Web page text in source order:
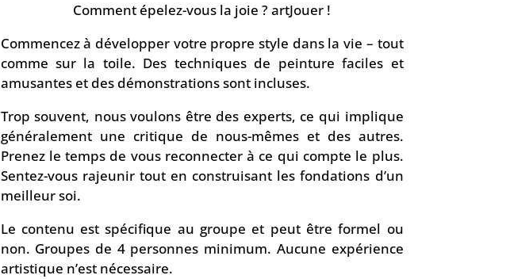
Comment épelez-vous la joie ? artJouer !
Commencez à développer votre propre style dans la vie – tout
comme sur la toile. Des techniques de peinture faciles et
amusantes et des démonstrations sont incluses.
Trop souvent, nous voulons être des experts, ce qui implique
généralement une critique de nous-mêmes et des autres.
Prenez le temps de vous reconnecter à ce qui compte le plus.
Sentez-vous rajeunir tout en construisant les fondations d’un
meilleur soi.
Le contenu est spécifique au groupe et peut être formel ou
non. Groupes de 4 personnes minimum. Aucune expérience
artistique n’est nécessaire.